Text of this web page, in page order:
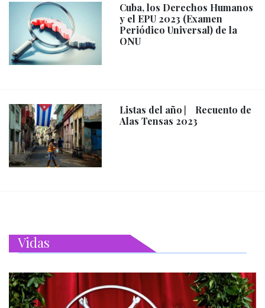
Cuba, los Derechos Humanos
y el EPU 2023 (Examen
Periódico Universal) de la
ONU
Listas del año ⎸ Recuento de
Alas Tensas 2023
Vidas